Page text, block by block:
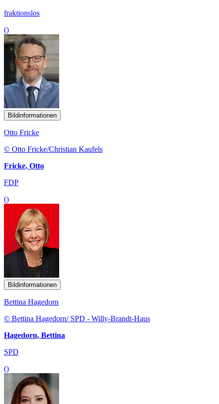
fraktionslos
()
Bildinformationen
Otto Fricke
© Otto Fricke/Christian Kaufels
Fricke, Otto
FDP
()
Bildinformationen
Bettina Hagedorn
© Bettina Hagedorn/ SPD - Willy-Brandt-Haus
Hagedorn, Bettina
SPD
()